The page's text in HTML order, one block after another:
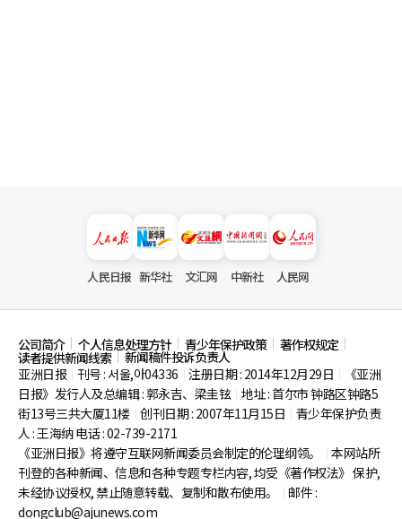
人民日报 新华社 文汇网 中新社 人民网
公司简介 个人信息处理方针 青少年保护政策 著作权规定
读者提供新闻线索
新闻稿件投诉负责人
亚洲日报
刊号 : 서울,아04336 注册日期 : 2014年12月29日
《亚洲
日报》发行人及总编辑 : 郭永吉、梁圭铉 地址 : 首尔市钟路区钟路5
街13号三共大厦11楼 创刊日期 : 2007年11月15日
青少年保护负责
人 : 王海纳 电话 : 02-739-2171
《亚洲日报》将遵守互联网新闻委员会制定的伦理纲领。
本网站所
刊登的各种新闻、信息和各种专题专栏内容, 均受《著作权法》 保护,
未经协议授权, 禁止随意转载、复制和散布使用。
邮件 :
dongclub@ajunews.com